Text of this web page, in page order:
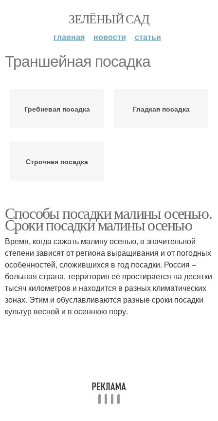
ЗЕЛЁНЫЙ САД
главная новости статьи
Траншейная посадка
Гребневая посадка Гладкая посадка
Строчная посадка
Способы посадки малины осенью.
Сроки посадки малины осенью
Время, когда сажать малину осенью, в значительной
степени зависят от региона выращивания и от погодных
особенностей, сложившихся в год посадки. Россия –
большая страна, территория её простирается на десятки
тысяч километров и находится в разных климатических
зонах. Этим и обуславливаются разные сроки посадки
культур весной и в осеннюю пору.